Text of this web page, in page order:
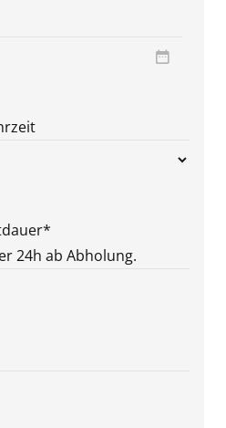
*
24h ab Abholung.